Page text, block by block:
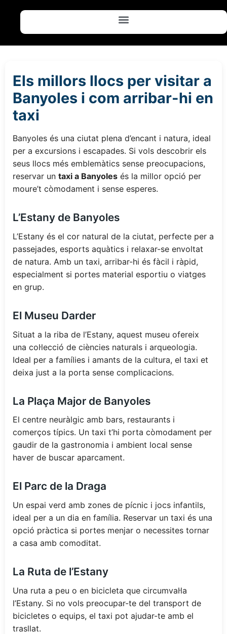
Els millors llocs per visitar a
Banyoles i com arribar-hi en
taxi
Banyoles és una ciutat plena d’encant i natura, ideal
per a excursions i escapades. Si vols descobrir els
seus llocs més emblemàtics sense preocupacions,
reservar un taxi a Banyoles és la millor opció per
moure’t còmodament i sense esperes.
L’Estany de Banyoles
L’Estany és el cor natural de la ciutat, perfecte per a
passejades, esports aquàtics i relaxar-se envoltat
de natura. Amb un taxi, arribar-hi és fàcil i ràpid,
especialment si portes material esportiu o viatges
en grup.
El Museu Darder
Situat a la riba de l’Estany, aquest museu ofereix
una col·lecció de ciències naturals i arqueologia.
Ideal per a famílies i amants de la cultura, el taxi et
deixa just a la porta sense complicacions.
La Plaça Major de Banyoles
El centre neuràlgic amb bars, restaurants i
comerços típics. Un taxi t’hi porta còmodament per
gaudir de la gastronomia i ambient local sense
haver de buscar aparcament.
El Parc de la Draga
Un espai verd amb zones de pícnic i jocs infantils,
ideal per a un dia en família. Reservar un taxi és una
opció pràctica si portes menjar o necessites tornar
a casa amb comoditat.
La Ruta de l’Estany
Una ruta a peu o en bicicleta que circumval·la
l’Estany. Si no vols preocupar-te del transport de
bicicletes o equips, el taxi pot ajudar-te amb el
trasllat.